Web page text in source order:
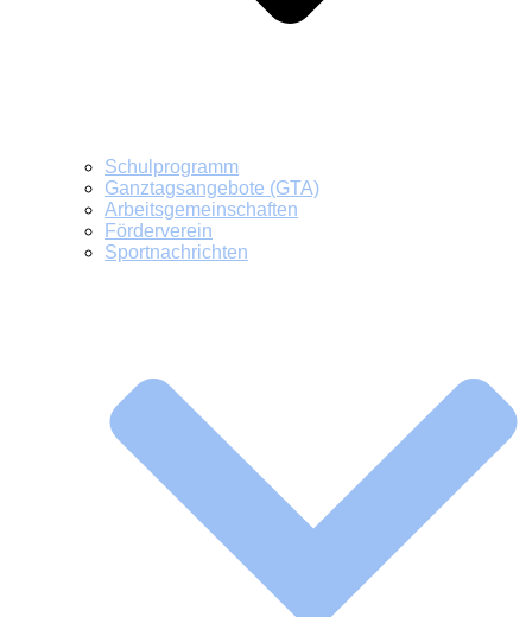
Schulprogramm
Ganztagsangebote (GTA)
Arbeitsgemeinschaften
Förderverein
Sportnachrichten